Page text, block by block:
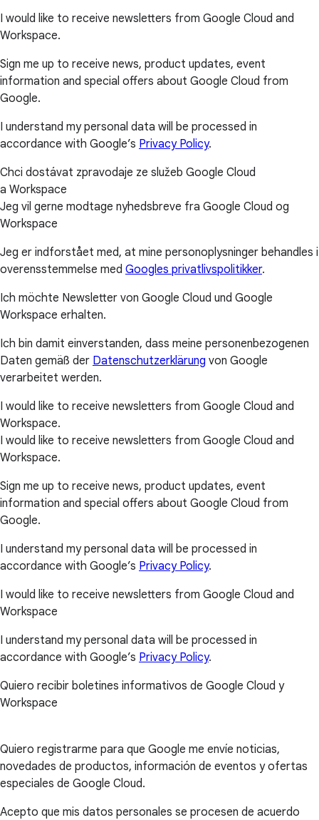
I would like to receive newsletters from Google Cloud and
Workspace.
Sign me up to receive news, product updates, event
information and special offers about Google Cloud from
Google.
I understand my personal data will be processed in
accordance with Google’s Privacy Policy.
Chci dostávat zpravodaje ze služeb Google Cloud
a Workspace
Jeg vil gerne modtage nyhedsbreve fra Google Cloud og
Workspace
Jeg er indforstået med, at mine personoplysninger behandles i
overensstemmelse med Googles privatlivspolitikker.
Ich möchte Newsletter von Google Cloud und Google
Workspace erhalten.
Ich bin damit einverstanden, dass meine personenbezogenen
Daten gemäß der Datenschutzerklärung von Google
verarbeitet werden.
I would like to receive newsletters from Google Cloud and
Workspace.
I would like to receive newsletters from Google Cloud and
Workspace.
Sign me up to receive news, product updates, event
information and special offers about Google Cloud from
Google.
I understand my personal data will be processed in
accordance with Google’s Privacy Policy.
I would like to receive newsletters from Google Cloud and
Workspace
I understand my personal data will be processed in
accordance with Google’s Privacy Policy.
Quiero recibir boletines informativos de Google Cloud y
Workspace
Quiero registrarme para que Google me envíe noticias,
novedades de productos, información de eventos y ofertas
especiales de Google Cloud.
Acepto que mis datos personales se procesen de acuerdo